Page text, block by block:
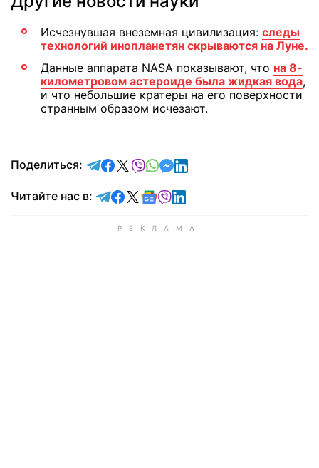
Исчезнувшая внеземная цивилизация: следы
технологий инопланетян скрываются на Луне.
Данные аппарата NASA показывают, что на 8-
километровом астероиде была жидкая вода,
и что небольшие кратеры на его поверхности
странным образом исчезают.
Поделиться: отправить в Telegram
поделиться в Facebook
поделиться в X
отправить в Viber
отправить в Whatsapp
отправить в Messenger
отправить в LinkedIn
Читайте нас в: Читайте в Telegram
Читайте в Facebook
Читайте в X
Читайте в Google news
Читайте в Viber
Читайте в LinkedIn